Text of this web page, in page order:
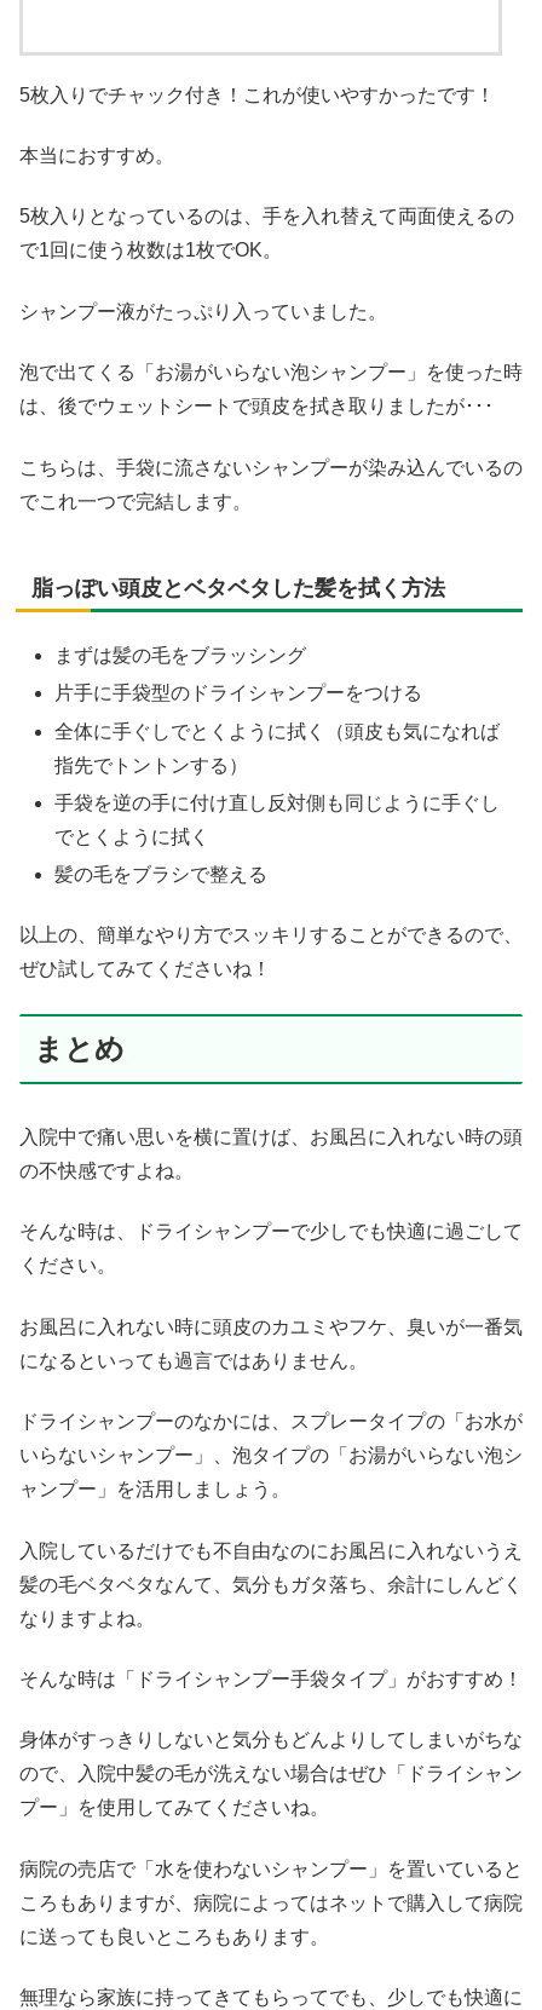
5枚入りでチャック付き！これが使いやすかったです！
本当におすすめ。
5枚入りとなっているのは、手を入れ替えて両面使えるの
で1回に使う枚数は1枚でOK。
シャンプー液がたっぷり入っていました。
泡で出てくる「お湯がいらない泡シャンプー」を使った時
は、後でウェットシートで頭皮を拭き取りましたが･･･
こちらは、手袋に流さないシャンプーが染み込んでいるの
でこれ一つで完結します。
脂っぽい頭皮とベタベタした髪を拭く方法
まずは髪の毛をブラッシング
片手に手袋型のドライシャンプーをつける
全体に手ぐしでとくように拭く（頭皮も気になれば
指先でトントンする）
手袋を逆の手に付け直し反対側も同じように手ぐし
でとくように拭く
髪の毛をブラシで整える
以上の、簡単なやり方でスッキリすることができるので、
ぜひ試してみてくださいね！
まとめ
入院中で痛い思いを横に置けば、お風呂に入れない時の頭
の不快感ですよね。
そんな時は、ドライシャンプーで少しでも快適に過ごして
ください。
お風呂に入れない時に頭皮のカユミやフケ、臭いが一番気
になるといっても過言ではありません。
ドライシャンプーのなかには、スプレータイプの「お水が
いらないシャンプー」、泡タイプの「お湯がいらない泡シ
ャンプー」を活用しましょう。
入院しているだけでも不自由なのにお風呂に入れないうえ
髪の毛ベタベタなんて、気分もガタ落ち、余計にしんどく
なりますよね。
そんな時は「ドライシャンプー手袋タイプ」がおすすめ！
身体がすっきりしないと気分もどんよりしてしまいがちな
ので、入院中髪の毛が洗えない場合はぜひ「ドライシャン
プー」を使用してみてくださいね。
病院の売店で「水を使わないシャンプー」を置いていると
ころもありますが、病院によってはネットで購入して病院
に送っても良いところもあります。
無理なら家族に持ってきてもらってでも、少しでも快適に